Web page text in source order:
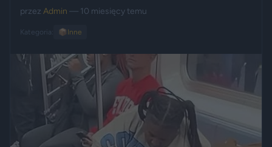
przez Admin — 10 miesięcy temu
Kategoria: 📦 Inne